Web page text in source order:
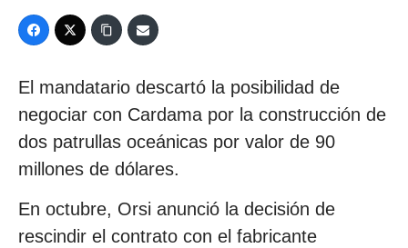
El mandatario descartó la posibilidad de
negociar con Cardama por la construcción de
dos patrullas oceánicas por valor de 90
millones de dólares.
En octubre, Orsi anunció la decisión de
rescindir el contrato con el fabricante